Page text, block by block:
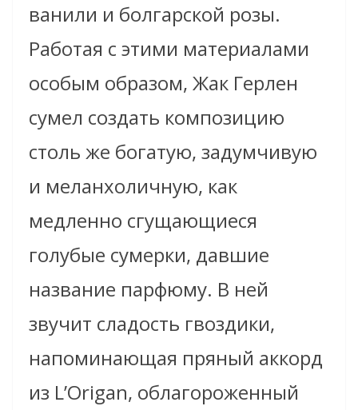
ванили и болгарской розы.
Работая с этими материалами
особым образом, Жак Герлен
сумел создать композицию
столь же богатую, задумчивую
и меланхоличную, как
медленно сгущающиеся
голубые сумерки, давшие
название парфюму. В ней
звучит сладость гвоздики,
напоминающая пряный аккорд
из L’Origan, облагороженный